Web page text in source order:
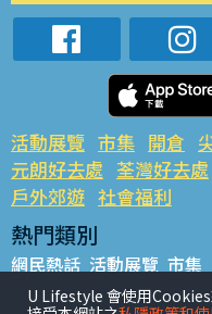
活動展覽 市集 開倉
元朗好去處 荃灣好去處
戶外郊遊 社會福利
熱門類別
網民熱話 活動展覽 市集
銅鑼灣好去處 元朗好去處
U Lifestyle 會使用